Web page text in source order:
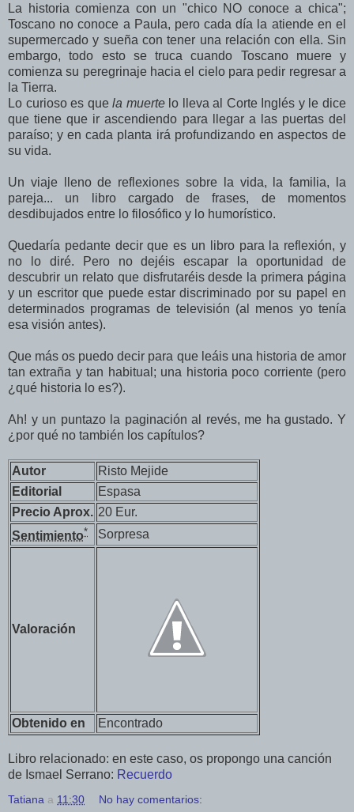
La historia comienza con un "chico NO conoce a chica";
Toscano no conoce a Paula, pero cada día la atiende en el
supermercado y sueña con tener una relación con ella. Sin
embargo, todo esto se truca cuando Toscano muere y
comienza su peregrinaje hacia el cielo para pedir regresar a
la Tierra.
Lo curioso es quela muerte lo lleva al Corte Inglés y le dice
que tiene que ir ascendiendo para llegar a las puertas del
paraíso; y en cada planta irá profundizando en aspectos de
su vida.
Un viaje lleno de reflexiones sobre la vida, la familia, la
pareja... un libro cargado de frases, de momentos
desdibujados entre lo filosófico y lo humorístico.
Quedaría pedante decir que es un libro para la reflexión, y
no lo diré. Pero no dejéis escapar la oportunidad de
descubrir un relato que disfrutaréis desde la primera página
y un escritor que puede estar discriminado por su papel en
determinados programas de televisión (al menos yo tenía
esa visión antes).
Que más os puedo decir para que leáis una historia de amor
tan extraña y tan habitual; una historia poco corriente (pero
¿qué historia lo es?).
Ah! y un puntazo la paginación al revés, me ha gustado. Y
¿por qué no también los capítulos?
Autor
Risto Mejide
Editorial
Espasa
Precio Aprox. 20 Eur.
Sentimiento* Sorpresa
Valoración
Obtenido en Encontrado
Libro relacionado: en este caso, os propongo una canción
de Ismael Serrano: Recuerdo
Tatiana a 11:30 No hay comentarios: